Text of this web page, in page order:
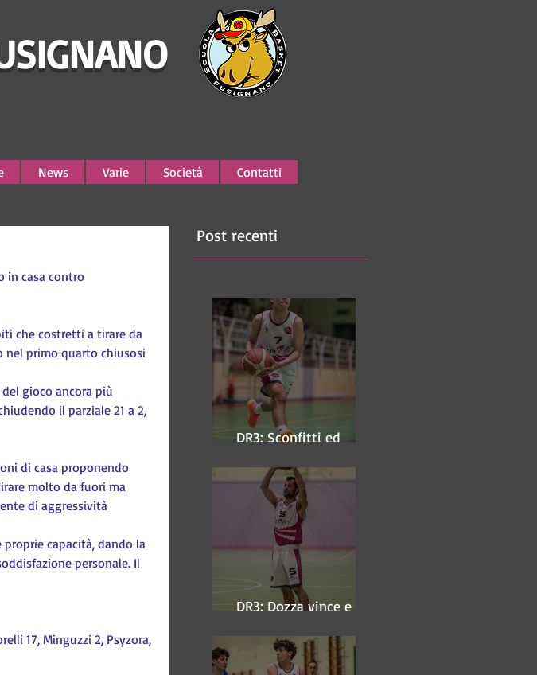
News Varie Società Contatti
in casa contro
che costretti a tirare da
nel primo quarto chiusosi
gioco ancora più
il parziale 21 a 2,
di casa proponendo
molto da fuori ma
di aggressività
capacità, dando la
personale. Il
17, Minguzzi 2, Psyzora,
Post recenti
DR3: Sconfitti ed
DR3: Dozza vince e